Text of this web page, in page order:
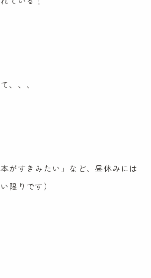
、、、
がすきみたい」など、昼休みには
限りです）